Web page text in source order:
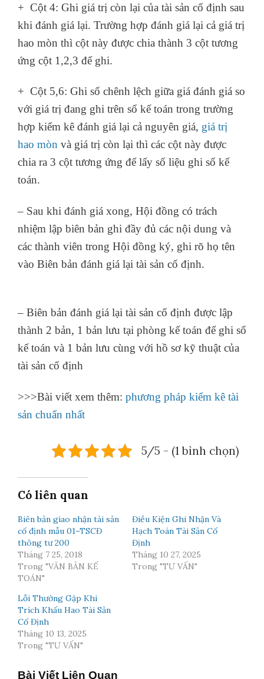
+ Cột 4: Ghi giá trị còn lại của tài sản cố định sau
khi đánh giá lại. Trường hợp đánh giá lại cả giá trị
hao mòn thì cột này được chia thành 3 cột tương
ứng cột 1,2,3 để ghi.
+ Cột 5,6: Ghi số chênh lệch giữa giá đánh giá so
với giá trị đang ghi trên sổ kế toán trong trường
hợp kiểm kê đánh giá lại cả nguyên giá, giá trị
hao mòn và giá trị còn lại thì các cột này được
chia ra 3 cột tương ứng để lấy số liệu ghi sổ kế
toán.
– Sau khi đánh giá xong, Hội đồng có trách
nhiệm lập biên bản ghi đầy đủ các nội dung và
các thành viên trong Hội đồng ký, ghi rõ họ tên
vào Biên bản đánh giá lại tài sản cố định.
– Biên bản đánh giá lại tài sản cố định được lập
thành 2 bản, 1 bản lưu tại phòng kế toán để ghi sổ
kế toán và 1 bản lưu cùng với hồ sơ kỹ thuật của
tài sản cố định
>>>Bài viết xem thêm: phương pháp kiểm kê tài
sản chuẩn nhất
5/5 - (1 bình chọn)
Có liên quan
Biên bản giao nhận tài sản
cố định mẫu 01–TSCĐ
thông tư 200
Tháng 7 25, 2018
Trong "VĂN BẢN KẾ
TOÁN"
Điều Kiện Ghi Nhận Và
Hạch Toán Tài Sản Cố
Định
Tháng 10 27, 2025
Trong "TƯ VẤN"
Lỗi Thường Gặp Khi
Trích Khấu Hao Tài Sản
Cố Định
Tháng 10 13, 2025
Trong "TƯ VẤN"
Bài Viết Liên Quan